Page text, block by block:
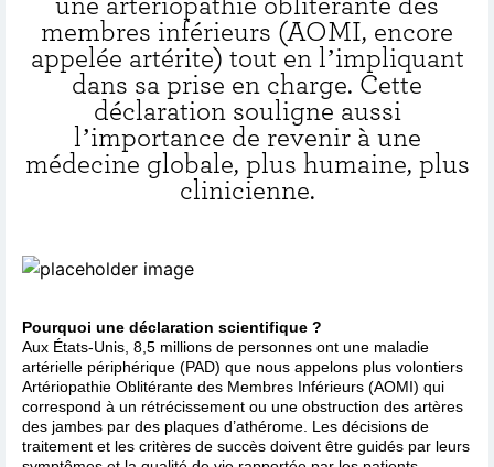
membres inférieurs (AOMI, encore
appelée artérite) tout en l’impliquant
dans sa prise en charge. Cette
déclaration souligne aussi
l’importance de revenir à une
médecine globale, plus humaine, plus
clinicienne.
Pourquoi une déclaration scientifique ?
Aux États-Unis, 8,5 millions de personnes ont une maladie
artérielle périphérique (PAD) que nous appelons plus volontiers
Artériopathie Oblitérante des Membres Inférieurs (AOMI) qui
correspond à un rétrécissement ou une obstruction des artères
des jambes par des plaques d’athérome. Les décisions de
traitement et les critères de succès doivent être guidés par leurs